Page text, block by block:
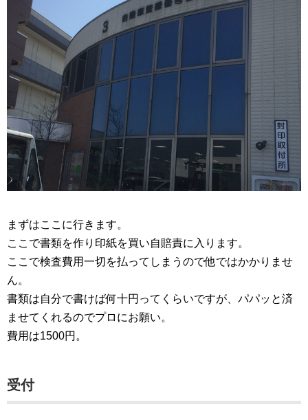
まずはここに行きます。
ここで書類を作り印紙を買い自賠責に入ります。
ここで検査費用一切を払ってしまうので他ではかかりませ
ん。
書類は自分で書けば何十円ってくらいですが、パパッと済
ませてくれるのでプロにお願い。
費用は1500円。
受付